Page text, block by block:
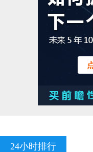
24小时排行